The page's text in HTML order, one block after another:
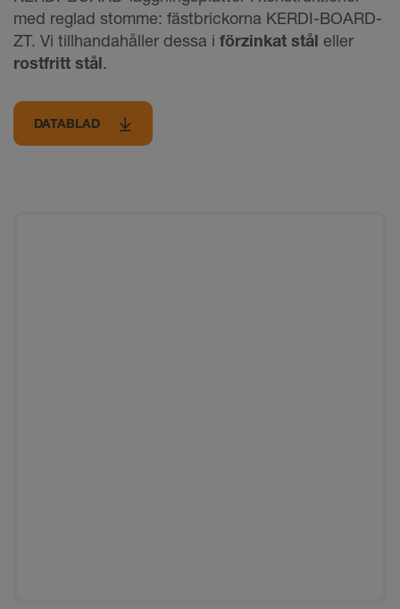
med reglad stomme: fästbrickorna KERDI-BOARD-
ZT. Vi tillhandahåller dessa i förzinkat stål eller
rostfritt stål.
DATABLAD